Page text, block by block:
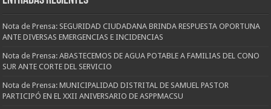
Nota de Prensa: SEGURIDAD CIUDADANA BRINDA RESPUESTA OPORTUNA
ANTE DIVERSAS EMERGENCIAS E INCIDENCIAS
Nota de Prensa: ABASTECEMOS DE AGUA POTABLE A FAMILIAS DEL CONO
SUR ANTE CORTE DEL SERVICIO
Nota de Prensa: MUNICIPALIDAD DISTRITAL DE SAMUEL PASTOR
PARTICIPÓ EN EL XXII ANIVERSARIO DE ASPPMACSU